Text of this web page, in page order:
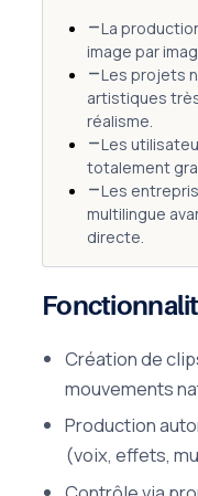
La
image par
Les projets
artistiques
réalisme.
Les
totalement
Les
multilingue
directe.
Création de
mouvements
Production
(voix, effets,